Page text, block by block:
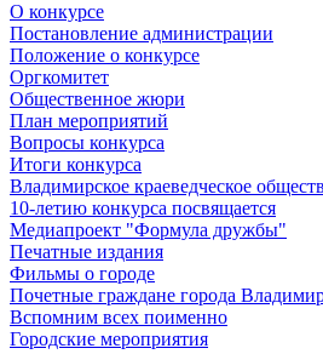
О конкурсе
Постановление администрации
Положение о конкурсе
Оргкомитет
Общественное жюри
План мероприятий
Вопросы конкурса
Итоги конкурса
Владимирское краеведческое
10-летию конкурса посвящается
Медиапроект "Формула дружбы"
Печатные издания
Фильмы о городе
Почетные граждане города
Вспомним всех поименно
Городские мероприятия